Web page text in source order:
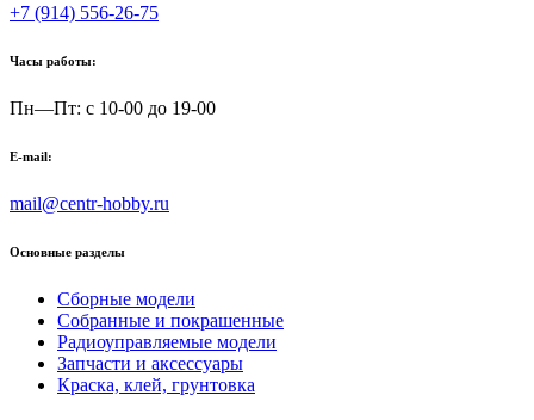
+7 (914) 556-26-75
Часы работы:
Пн—Пт: с 10-00 до 19-00
E-mail:
mail@centr-hobby.ru
Основные разделы
Сборные модели
Собранные и покрашенные
Радиоуправляемые модели
Запчасти и аксессуары
Краска, клей, грунтовка